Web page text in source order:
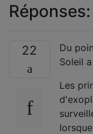
Réponses:
22
Du
Soleil
Les